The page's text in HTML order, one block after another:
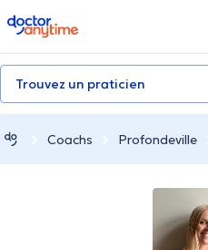
doctoranytime
Trouvez un praticien
Coachs Profondeville